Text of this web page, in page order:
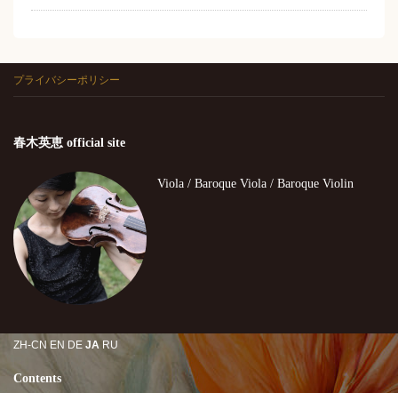
プライバシーポリシー
春木英恵 official site
Viola / Baroque Viola / Baroque Violin
ZH-CN EN DE JA RU
Contents